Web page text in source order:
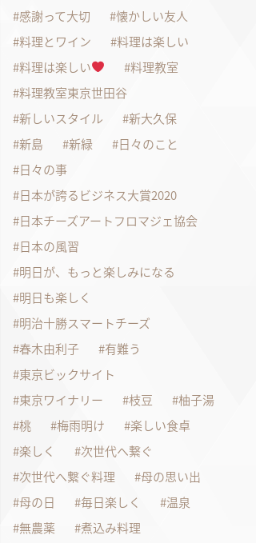
感謝って大切
懐かしい友人
料理とワイン
料理は楽しい
料理は楽しい
料理教室
料理教室東京世田谷
新しいスタイル
新大久保
新島
新緑
日々のこと
日々の事
日本が誇るビジネス大賞2020
日本チーズアートフロマジェ協会
日本の風習
明日が、もっと楽しみになる
明日も楽しく
明治十勝スマートチーズ
春木由利子
有難う
東京ビックサイト
東京ワイナリー
枝豆
柚子湯
桃
梅雨明け
楽しい食卓
楽しく
次世代へ繋ぐ
次世代へ繋ぐ料理
母の思い出
母の日
毎日楽しく
温泉
無農薬
煮込み料理